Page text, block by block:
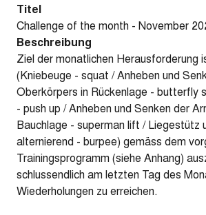
Titel
Challenge of the month - November
Beschreibung
Ziel der monatlichen Herausforderung
(Kniebeuge - squat / Anheben und
Oberkörpers in Rückenlage - butterfly
- push up / Anheben und Senken der
Bauchlage - superman lift / Liegestütz
alternierend - burpee) gemäss dem
Trainingsprogramm (siehe Anhang)
schlussendlich am letzten Tag des
Wiederholungen zu erreichen.